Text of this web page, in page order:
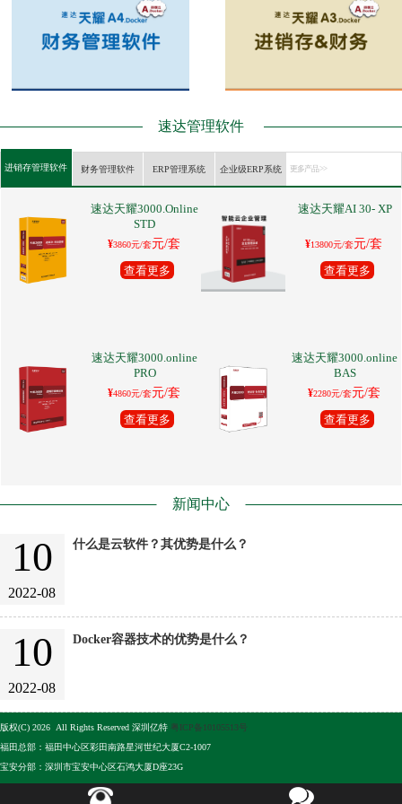
速达管理软件
进销存管理软件 财务管理软件 ERP管理系统 企业级ERP系统 更多产品 >>
速达天耀3000.Online
STD
¥3860元/套元/套
查看更多
速达天耀AI 30- XP
¥13800元/套元/套
查看更多
速达天耀3000.online
PRO
¥4860元/套元/套
查看更多
速达天耀3000.online
BAS
¥2280元/套元/套
查看更多
新闻中心
10
2022-08
什么是云软件？其优势是什么？
10
2022-08
Docker容器技术的优势是什么？
版权(C) 2026 All Rights Reserved 深圳亿特 粤ICP备10105513号
福田总部：福田中心区彩田南路星河世纪大厦C2-1007
宝安分部：深圳市宝安中心区石鸿大厦D座23G